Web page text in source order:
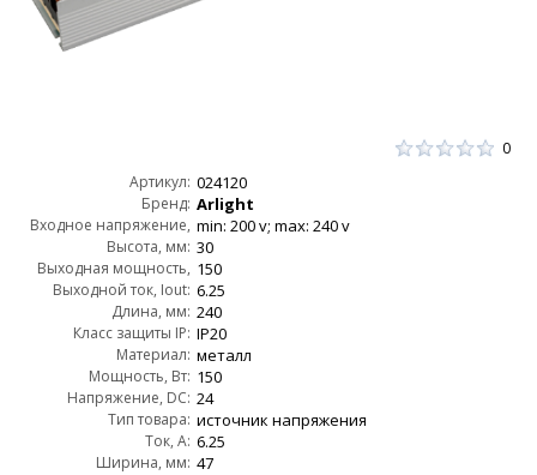
0
Артикул: 024120
Бренд: Arlight
Входное напряжение,
AC:
min: 200 v; max: 240 v
Высота, мм: 30
Выходная мощность,
Wout:
150
Выходной ток, Iout: 6.25
Длина, мм: 240
Класс защиты IP: IP20
Материал: металл
Мощность, Вт: 150
Напряжение, DC: 24
Тип товара: источник напряжения
Ток, А: 6.25
Ширина, мм: 47